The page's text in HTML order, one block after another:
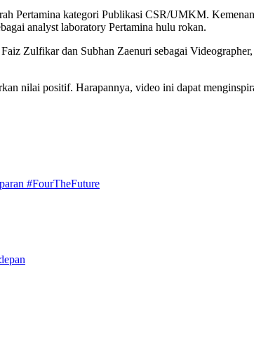
Pertamina kategori Publikasi CSR/UMKM.
analyst laboratory Pertamina hulu rokan.
Zulfikar dan Subhan Zaenuri sebagai
nilai positif. Harapannya, video ini dapat
#FourTheFuture